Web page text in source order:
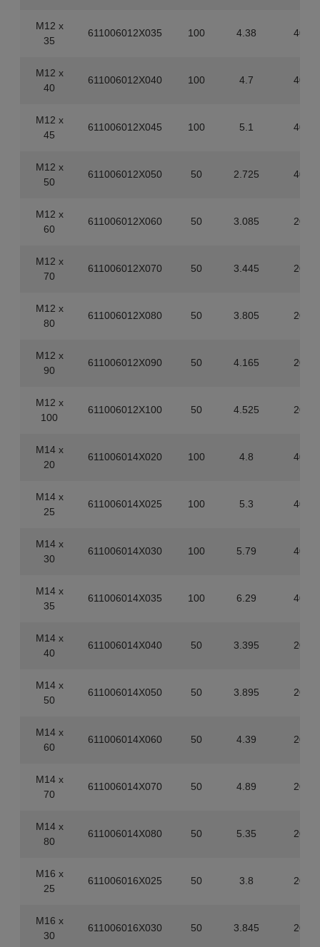
M12 x
35
611006012X035 100 4.38 400
M12 x
40
611006012X040 100 4.7 400
M12 x
45
611006012X045 100 5.1 400
M12 x
50
611006012X050 50 2.725 400
M12 x
60
611006012X060 50 3.085 200
M12 x
70
611006012X070 50 3.445 200
M12 x
80
611006012X080 50 3.805 200
M12 x
90
611006012X090 50 4.165 200
M12 x
100
611006012X100 50 4.525 200
M14 x
20
611006014X020 100 4.8 400
M14 x
25
611006014X025 100 5.3 400
M14 x
30
611006014X030 100 5.79 400
M14 x
35
611006014X035 100 6.29 400
M14 x
40
611006014X040 50 3.395 200
M14 x
50
611006014X050 50 3.895 200
M14 x
60
611006014X060 50 4.39 200
M14 x
70
611006014X070 50 4.89 200
M14 x
80
611006014X080 50 5.35 200
M16 x
25
611006016X025 50 3.8 200
M16 x
30
611006016X030 50 3.845 200